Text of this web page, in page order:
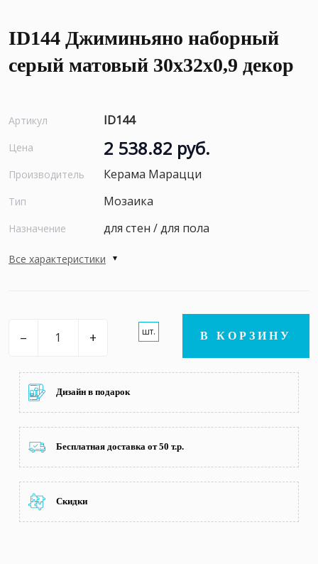
ID144 Джиминьяно наборный
серый матовый 30x32x0,9 декор
Артикул ID144
Цена 2 538.82 руб.
Производитель Керама Марацци
Тип Мозаика
Назначение для стен / для пола
Все характеристики
– + шт. В КОРЗИНУ
Дизайн в подарок
Бесплатная доставка от 50 т.р.
Скидки